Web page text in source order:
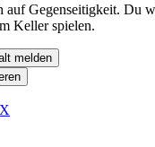
auf Gegenseitigkeit. Du
Keller spielen.
melden